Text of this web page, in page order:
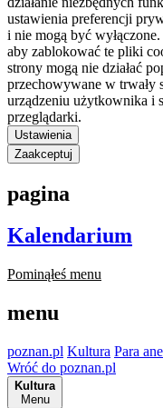
ustawienia preferencji
i nie mogą być
aby zablokować te pliki
strony mogą nie działać
przechowywane w trwały
urządzeniu użytkownika i
przeglądarki.
Ustawienia
Zaakceptuj
pagina
Kalendarium
Pominąłeś menu
menu
poznan.pl Kultura Para
Wróć do poznan.pl
Kultura
Menu